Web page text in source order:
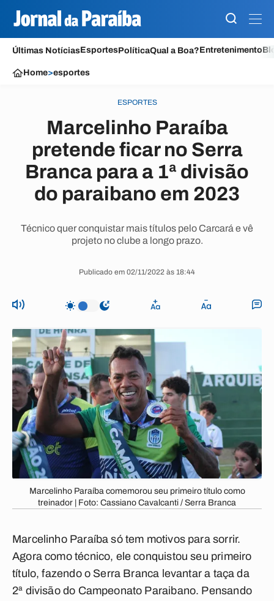
Últimas NotíciasEsportesPolíticaQual a Boa?Entretenimento
Home>esportes
ESPORTES
Marcelinho Paraíba
pretende ficar no Serra
Branca para a 1ª divisão
do paraibano em 2023
Técnico quer conquistar mais títulos pelo Carcará e vê
projeto no clube a longo prazo.
Publicado em 02/11/2022 às 18:44
Marcelinho Paraíba comemorou seu primeiro título como
treinador | Foto: Cassiano Cavalcanti / Serra Branca
Marcelinho Paraíba só tem motivos para sorrir.
Agora como técnico, ele conquistou seu primeiro
título, fazendo o Serra Branca levantar a taça da
2ª divisão do Campeonato Paraibano. Pensando